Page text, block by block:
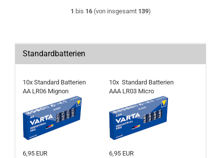
1 bis 16(von insgesamt 139)
Standardbatterien
10x Standard Batterien
AA LR06 Mignon
6,95 EUR
10x Standard Batterien
AAA LR03 Micro
6,95 EUR